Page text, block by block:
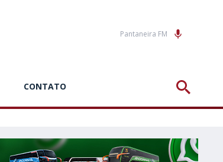
Pantaneira FM
CONTATO